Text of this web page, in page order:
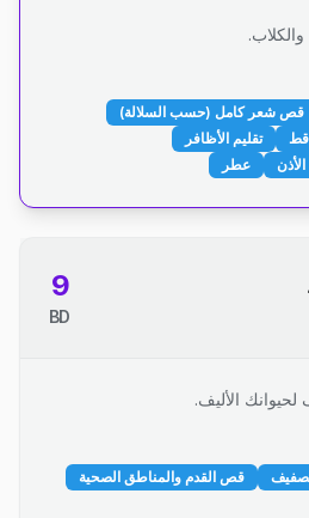
قص شعر كامل (حسب السلالة)
تقليم الأظافر
عطر
9
BD
الأليف.
قص القدم والمناطق الصحية